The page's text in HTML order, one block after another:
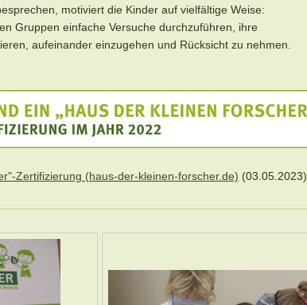
motiviert die Kinder auf vielfältige Weise:
Gruppen einfache Versuche durchzuführen, ihre
aufeinander einzugehen und Rücksicht zu nehmen.
Zertifizierung (haus-der-kleinen-forscher.de) (03.05.2023)